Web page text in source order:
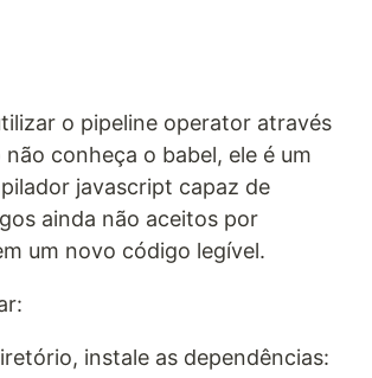
o pipeline operator através
não conheça o babel, ele é um
javascript capaz de
ainda não aceitos por
um novo código legível.
instale as dependências: